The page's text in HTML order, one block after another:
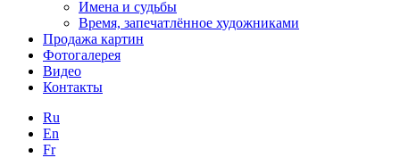
Имена и судьбы
Время, запечатлённое художниками
Продажа картин
Фотогалерея
Видео
Контакты
Ru
En
Fr